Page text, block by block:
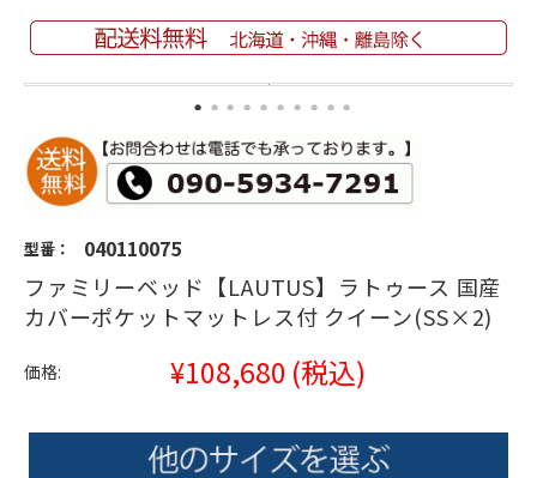
型番： 040110075
ファミリーベッド【LAUTUS】ラトゥース 国産
カバーポケットマットレス付 クイーン(SS×2)
価格: ¥108,680 (税込)